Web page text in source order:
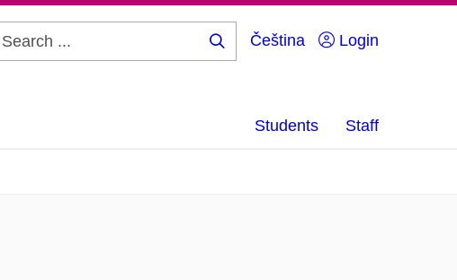
Čeština Login
Students Staff